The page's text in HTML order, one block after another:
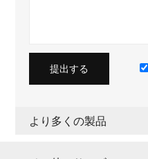
提出する
より多くの製品